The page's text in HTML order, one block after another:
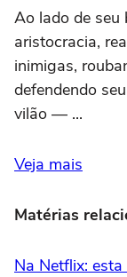
Ao lado de seu
aristocracia,
inimigas,
defendendo
vilão — ...
Veja mais
Matérias
Na Netflix: